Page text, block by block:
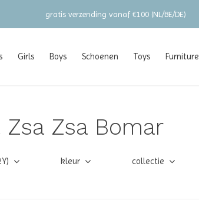
Girls Boys Schoenen Toys Furniture
gratis verzending vanaf €100 (NL/BE/DE)
Zsa Bomar
kleur collectie